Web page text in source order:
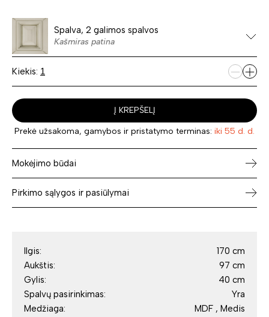
Spalva, 2 galimos spalvos
Kašmiras patina
Kiekis:
Į KREPŠELĮ
Prekė užsakoma, gamybos ir pristatymo terminas: iki 55 d. d.
Mokėjimo būdai
Pirkimo sąlygos ir pasiūlymai
Ilgis:
170 cm
Aukštis:
97 cm
Gylis:
40 cm
Spalvų pasirinkimas:
Yra
Medžiaga:
MDF , Medis